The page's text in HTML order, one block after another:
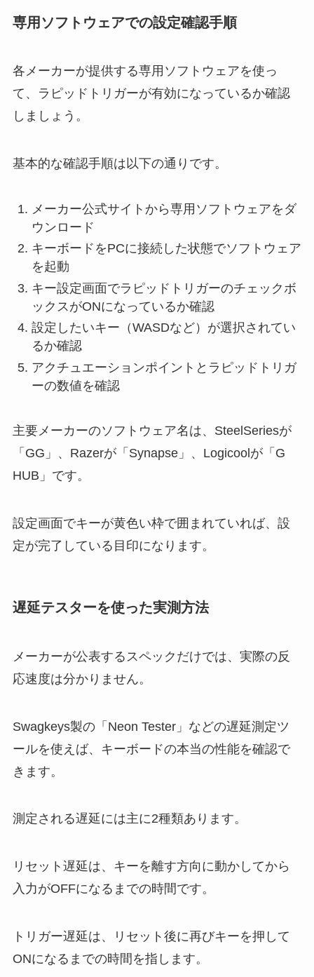
専用ソフトウェアでの設定確認手順
各メーカーが提供する専用ソフトウェアを使っ
て、ラピッドトリガーが有効になっているか確認
しましょう。
基本的な確認手順は以下の通りです。
メーカー公式サイトから専用ソフトウェアをダ
ウンロード
キーボードをPCに接続した状態でソフトウェア
を起動
キー設定画面でラピッドトリガーのチェックボ
ックスがONになっているか確認
設定したいキー（WASDなど）が選択されてい
るか確認
アクチュエーションポイントとラピッドトリガ
ーの数値を確認
主要メーカーのソフトウェア名は、SteelSeriesが
「GG」、Razerが「Synapse」、Logicoolが「G
HUB」です。
設定画面でキーが黄色い枠で囲まれていれば、設
定が完了している目印になります。
遅延テスターを使った実測方法
メーカーが公表するスペックだけでは、実際の反
応速度は分かりません。
Swagkeys製の「Neon Tester」などの遅延測定ツ
ールを使えば、キーボードの本当の性能を確認で
きます。
測定される遅延には主に2種類あります。
リセット遅延は、キーを離す方向に動かしてから
入力がOFFになるまでの時間です。
トリガー遅延は、リセット後に再びキーを押して
ONになるまでの時間を指します。